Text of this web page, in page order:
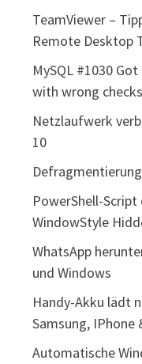
TeamViewer –
Remote Desktop
MySQL #1030
with wrong
Netzlaufwerk
10
PowerShell-
WindowStyle
WhatsApp
und Windows
Handy-Akku lädt
Samsung, IPhone
Automatische